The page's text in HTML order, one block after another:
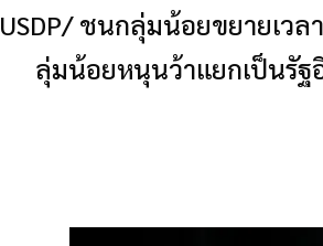
USDP/ ชนกลุ่มน้อยขยายเว
ลุ่มน้อยหนุนว้าแยกเป็นรัฐ